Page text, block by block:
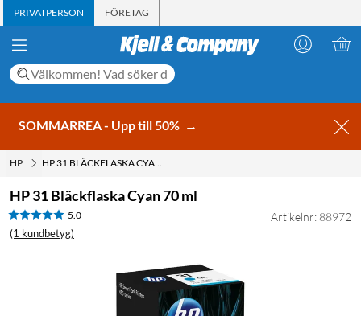
PRIVATPERSON FÖRETAG
SOMMARREA - Upp till 50% →
HP HP 31 BLÄCKFLASKA CYAN 70 ML
HP 31 Bläckflaska Cyan 70 ml
5.0
(1 kundbetyg)
Artikelnr: 88972